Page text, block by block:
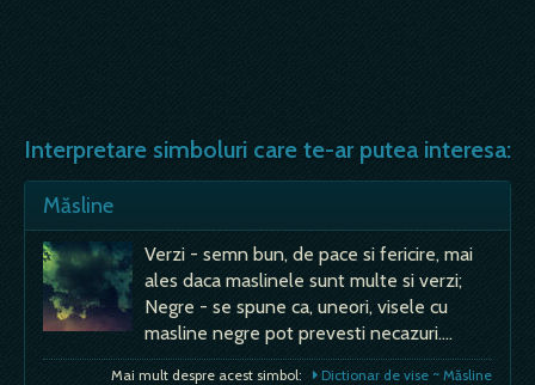
Interpretare simboluri care te-ar putea interesa:
Măsline
Verzi - semn bun, de pace si fericire, mai
ales daca maslinele sunt multe si verzi;
Negre - se spune ca, uneori, visele cu
masline negre pot prevesti necazuri.…
Mai mult despre acest simbol: Dictionar de vise ~ Măsline